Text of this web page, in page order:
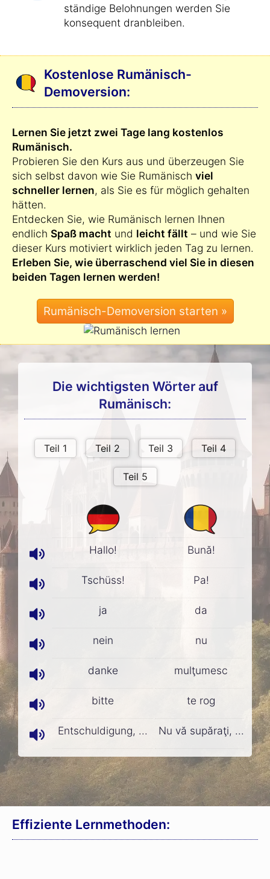
ständige Belohnungen werden Sie
konsequent dranbleiben.
Kostenlose Rumänisch-
Demoversion:
Lernen Sie jetzt zwei Tage lang kostenlos
Rumänisch.
Probieren Sie den Kurs aus und überzeugen Sie
sich selbst davon wie Sie Rumänisch viel
schneller lernen, als Sie es für möglich gehalten
hätten.
Entdecken Sie, wie Rumänisch lernen Ihnen
endlich Spaß macht und leicht fällt – und wie Sie
dieser Kurs motiviert wirklich jeden Tag zu lernen.
Erleben Sie, wie überraschend viel Sie in diesen
beiden Tagen lernen werden!
Die wichtigsten Wörter auf
Rumänisch:
Hallo! Bună!
Tschüss! Pa!
ja da
nein nu
danke mulţumesc
bitte te rog
Entschuldigung, ... Nu vă supăraţi, ...
Effiziente Lernmethoden: